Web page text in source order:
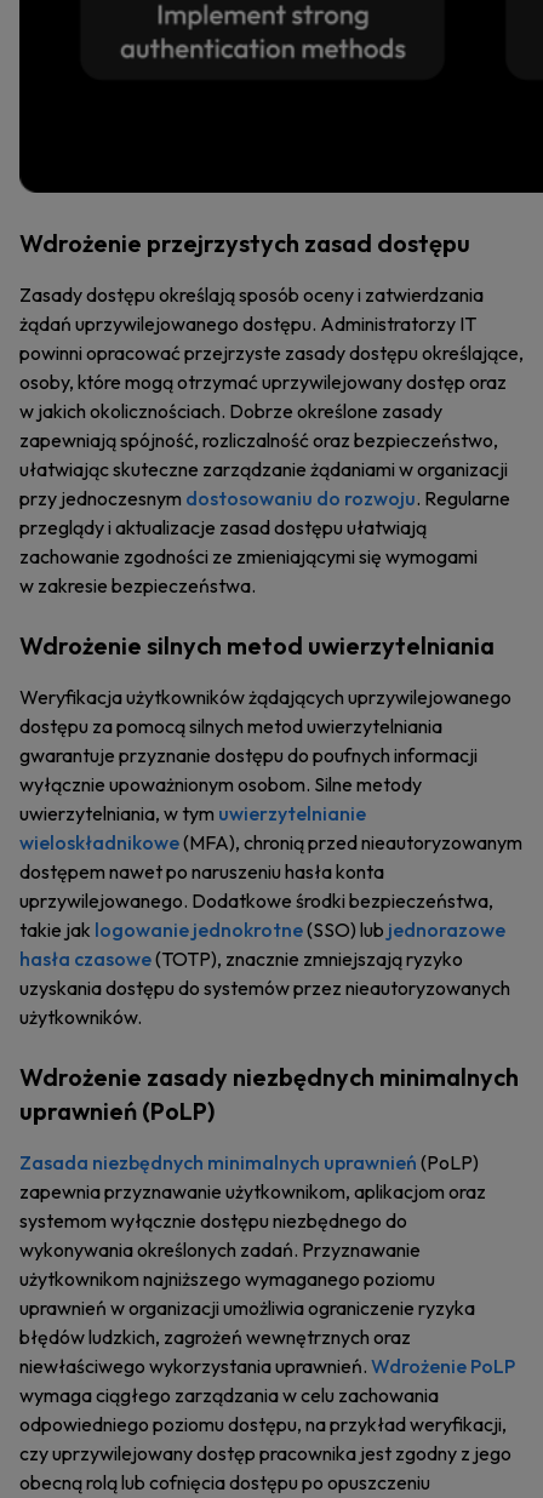
Wdrożenie przejrzystych zasad dostępu
Zasady dostępu określają sposób oceny i zatwierdzania
żądań uprzywilejowanego dostępu. Administratorzy IT
powinni opracować przejrzyste zasady dostępu określające,
osoby, które mogą otrzymać uprzywilejowany dostęp oraz
w jakich okolicznościach. Dobrze określone zasady
zapewniają spójność, rozliczalność oraz bezpieczeństwo,
ułatwiając skuteczne zarządzanie żądaniami w organizacji
przy jednoczesnym dostosowaniu do rozwoju. Regularne
przeglądy i aktualizacje zasad dostępu ułatwiają
zachowanie zgodności ze zmieniającymi się wymogami
w zakresie bezpieczeństwa.
Wdrożenie silnych metod uwierzytelniania
Weryfikacja użytkowników żądających uprzywilejowanego
dostępu za pomocą silnych metod uwierzytelniania
gwarantuje przyznanie dostępu do poufnych informacji
wyłącznie upoważnionym osobom. Silne metody
uwierzytelniania, w tym uwierzytelnianie
wieloskładnikowe(MFA), chronią przed nieautoryzowanym
dostępem nawet po naruszeniu hasła konta
uprzywilejowanego. Dodatkowe środki bezpieczeństwa,
takie jak logowanie jednokrotne(SSO) lub jednorazowe
hasła czasowe(TOTP), znacznie zmniejszają ryzyko
uzyskania dostępu do systemów przez nieautoryzowanych
użytkowników.
Wdrożenie zasady niezbędnych minimalnych
uprawnień (PoLP)
Zasada niezbędnych minimalnych uprawnień (PoLP)
zapewnia przyznawanie użytkownikom, aplikacjom oraz
systemom wyłącznie dostępu niezbędnego do
wykonywania określonych zadań. Przyznawanie
użytkownikom najniższego wymaganego poziomu
uprawnień w organizacji umożliwia ograniczenie ryzyka
błędów ludzkich, zagrożeń wewnętrznych oraz
niewłaściwego wykorzystania uprawnień. Wdrożenie PoLP
wymaga ciągłego zarządzania w celu zachowania
odpowiedniego poziomu dostępu, na przykład weryfikacji,
czy uprzywilejowany dostęp pracownika jest zgodny z jego
obecną rolą lub cofnięcia dostępu po opuszczeniu